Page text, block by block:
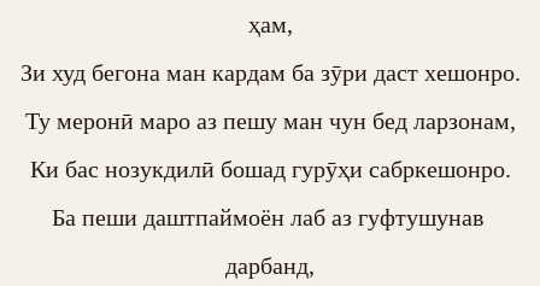
ҳам,
Зи худ бегона ман кардам ба зӯри даст хешонро.
Ту меронӣ маро аз пешу ман чун бед ларзонам,
Ки бас нозукдилӣ бошад гурӯҳи сабркешонро.
Ба пеши даштпаймоён лаб аз гуфтушунав
дарбанд,